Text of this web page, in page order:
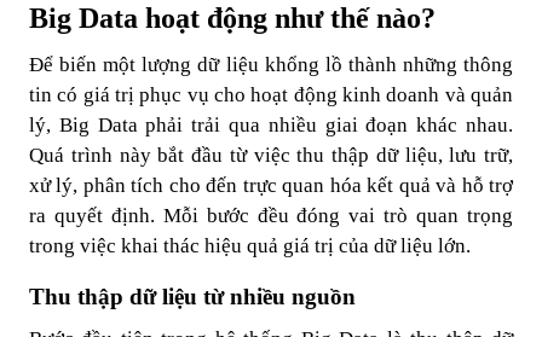
Big Data hoạt động như thế nào?
Để biến một lượng dữ liệu khổng lồ thành những thông
tin có giá trị phục vụ cho hoạt động kinh doanh và quản
lý, Big Data phải trải qua nhiều giai đoạn khác nhau.
Quá trình này bắt đầu từ việc thu thập dữ liệu, lưu trữ,
xử lý, phân tích cho đến trực quan hóa kết quả và hỗ trợ
ra quyết định. Mỗi bước đều đóng vai trò quan trọng
trong việc khai thác hiệu quả giá trị của dữ liệu lớn.
Thu thập dữ liệu từ nhiều nguồn